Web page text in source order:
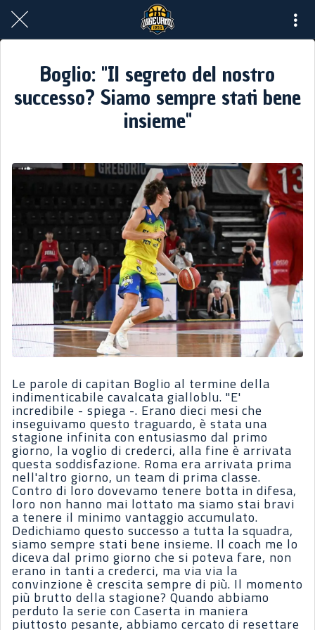
Boglio: "Il segreto del nostro
successo? Siamo sempre stati bene
insieme"
Le parole di capitan Boglio al termine della
indimenticabile cavalcata gialloblu. "E'
incredibile - spiega -. Erano dieci mesi che
inseguivamo questo traguardo, è stata una
stagione infinita con entusiasmo dal primo
giorno, la voglio di crederci, alla fine è arrivata
questa soddisfazione. Roma era arrivata prima
nell'altro giorno, un team di prima classe.
Contro di loro dovevamo tenere botta in difesa,
loro non hanno mai lottato ma siamo stai bravi
a tenere il minimo vantaggio accumulato.
Dedichiamo questo successo a tutta la squadra,
siamo sempre stati bene insieme. Il coach me lo
diceva dal primo giorno che si poteva fare, non
erano in tanti a crederci, ma via via la
convinzione è crescita sempre di più. Il momento
più brutto della stagione? Quando abbiamo
perduto la serie con Caserta in maniera
piuttosto pesante, abbiamo cercato di resettare